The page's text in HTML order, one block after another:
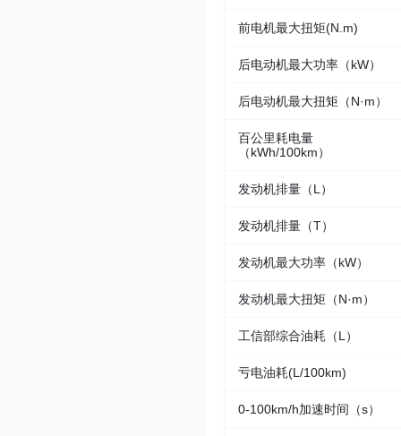
前电机最大扭矩(N.m)
后电动机最大功率（kW）
后电动机最大扭矩（N·m）
百公里耗电量
（kWh/100km）
发动机排量（L）
发动机排量（T）
发动机最大功率（kW）
发动机最大扭矩（N·m）
工信部综合油耗（L）
亏电油耗(L/100km)
0-100km/h加速时间（s）